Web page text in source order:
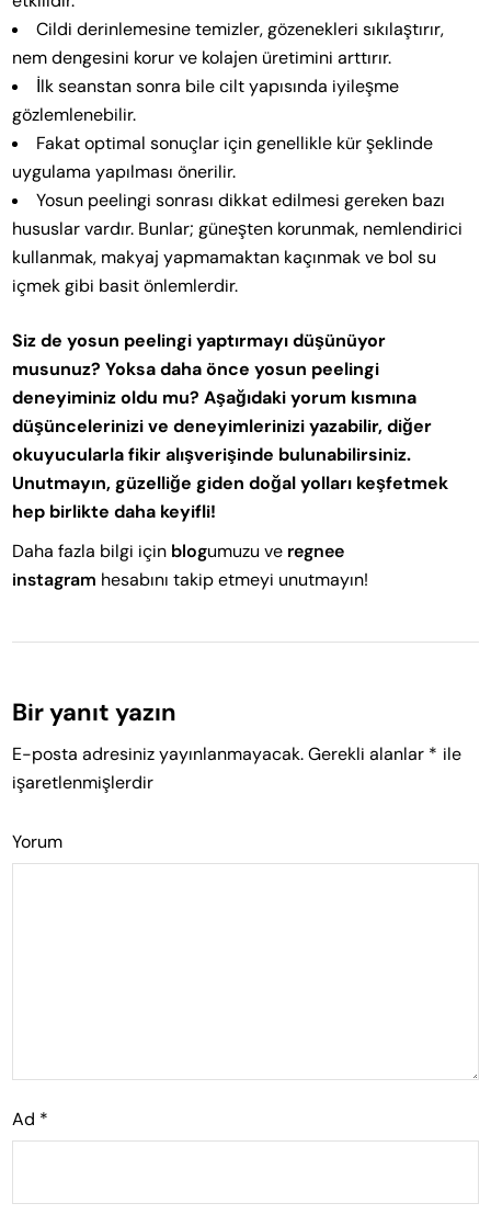
Cildi derinlemesine temizler, gözenekleri sıkılaştırır,
nem dengesini korur ve kolajen üretimini arttırır.
İlk seanstan sonra bile cilt yapısında iyileşme
gözlemlenebilir.
Fakat optimal sonuçlar için genellikle kür şeklinde
uygulama yapılması önerilir.
Yosun peelingi sonrası dikkat edilmesi gereken bazı
hususlar vardır. Bunlar; güneşten korunmak, nemlendirici
kullanmak, makyaj yapmamaktan kaçınmak ve bol su
içmek gibi basit önlemlerdir.
Siz de yosun peelingi yaptırmayı düşünüyor
musunuz? Yoksa daha önce yosun peelingi
deneyiminiz oldu mu? Aşağıdaki yorum kısmına
düşüncelerinizi ve deneyimlerinizi yazabilir, diğer
okuyucularla fikir alışverişinde bulunabilirsiniz.
Unutmayın, güzelliğe giden doğal yolları keşfetmek
hep birlikte daha keyifli!
Daha fazla bilgi için blogumuzu ve regnee
instagram hesabını takip etmeyi unutmayın!
Bir yanıt yazın
E-posta adresiniz yayınlanmayacak. Gerekli alanlar * ile
işaretlenmişlerdir
Yorum
Ad *